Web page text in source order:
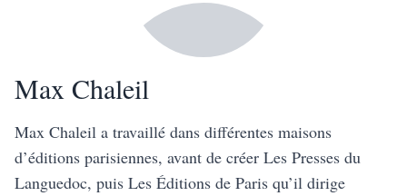
Max Chaleil
Max Chaleil a travaillé dans différentes maisons
d’éditions parisiennes, avant de créer Les Presses du
Languedoc, puis Les Éditions de Paris qu’il dirige